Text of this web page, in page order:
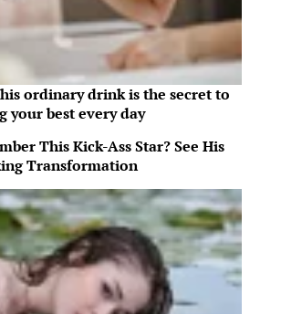
ordinary drink is the secret to
your best every day
This Kick-Ass Star? See His
Transformation